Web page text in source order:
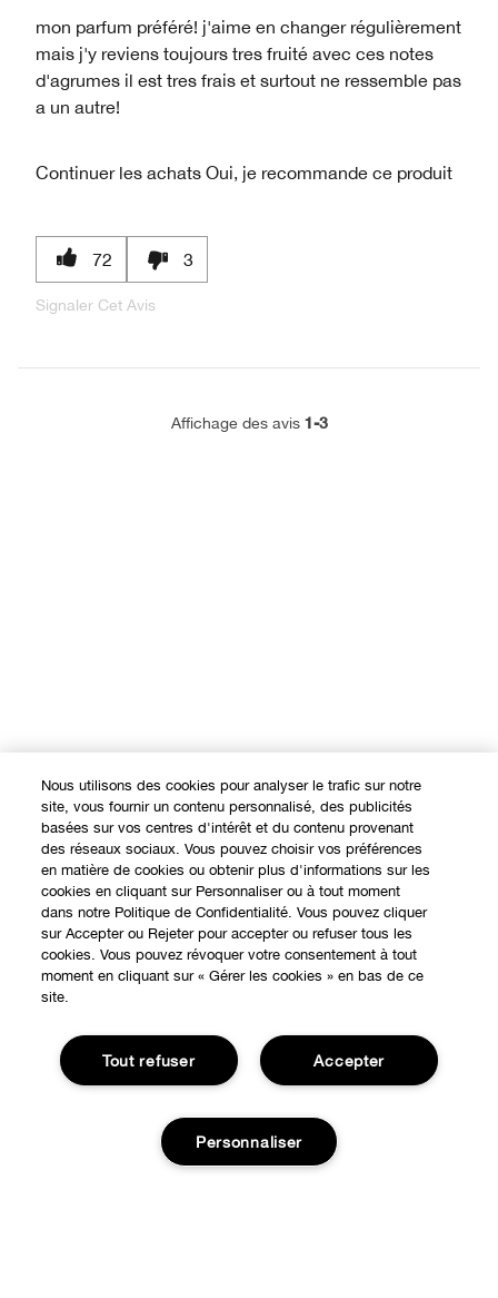
mon parfum préféré! j'aime en changer régulièrement
mais j'y reviens toujours tres fruité avec ces notes
d'agrumes il est tres frais et surtout ne ressemble pas
a un autre!
Continuer les achats Oui, je recommande ce produit
72 3
Signaler Cet Avis
Affichage des avis 1-3
Nous utilisons des cookies pour analyser le trafic sur notre
site, vous fournir un contenu personnalisé, des publicités
basées sur vos centres d'intérêt et du contenu provenant
des réseaux sociaux. Vous pouvez choisir vos préférences
en matière de cookies ou obtenir plus d'informations sur les
cookies en cliquant sur Personnaliser ou à tout moment
dans notre Politique de Confidentialité. Vous pouvez cliquer
sur Accepter ou Rejeter pour accepter ou refuser tous les
cookies. Vous pouvez révoquer votre consentement à tout
moment en cliquant sur « Gérer les cookies » en bas de ce
site.
Accepter
Tout refuser
Personnaliser